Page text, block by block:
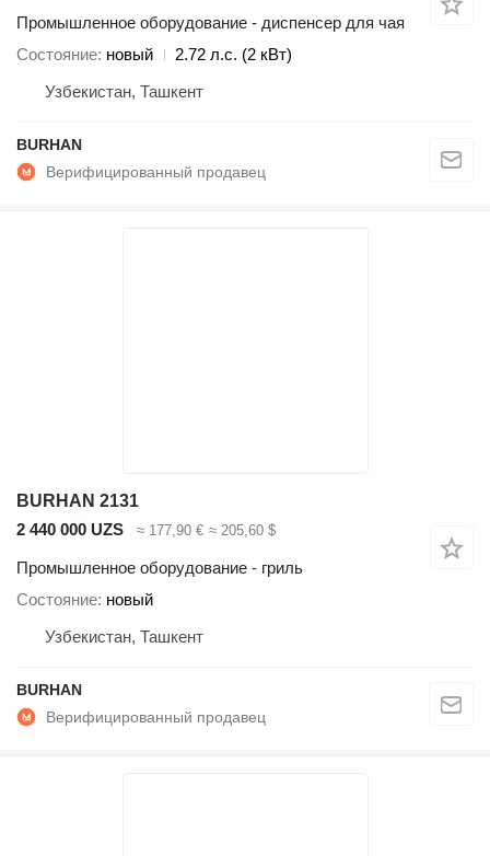
Промышленное оборудование - диспенсер для чая
Состояние новый
2.72 л.с. (2 кВт)
Узбекистан, Ташкент
BURHAN
BURHAN 2131
2 440 000 UZS
≈ 177,90 € ≈ 205,60 $
Промышленное оборудование - гриль
Состояние новый
Узбекистан, Ташкент
BURHAN